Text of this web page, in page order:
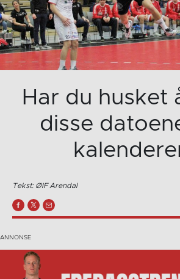
Har du husket
disse
Tekst: ØIF Arendal